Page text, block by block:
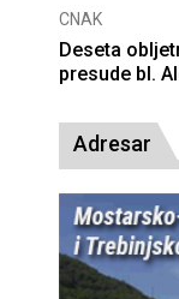
CNAK
Deseta
presude bl.
Adresar